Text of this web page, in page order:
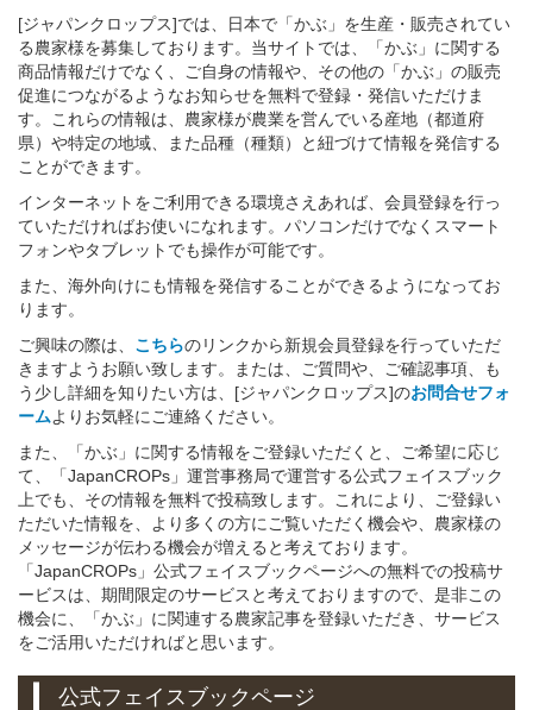
[ジャパンクロップス]では、日本で「かぶ」を生産・販売されてい
る農家様を募集しております。当サイトでは、「かぶ」に関する
商品情報だけでなく、ご自身の情報や、その他の「かぶ」の販売
促進につながるようなお知らせを無料で登録・発信いただけま
す。これらの情報は、農家様が農業を営んでいる産地（都道府
県）や特定の地域、また品種（種類）と紐づけて情報を発信する
ことができます。
インターネットをご利用できる環境さえあれば、会員登録を行っ
ていただければお使いになれます。パソコンだけでなくスマート
フォンやタブレットでも操作が可能です。
また、海外向けにも情報を発信することができるようになってお
ります。
ご興味の際は、 こちらのリンクから新規会員登録を行っていただ
きますようお願い致します。または、ご質問や、ご確認事項、も
う少し詳細を知りたい方は、[ジャパンクロップス]のお問合せフォ
ームよりお気軽にご連絡ください。
また、「かぶ」に関する情報をご登録いただくと、ご希望に応じ
て、「JapanCROPs」運営事務局で運営する公式フェイスブック
上でも、その情報を無料で投稿致します。これにより、ご登録い
ただいた情報を、より多くの方にご覧いただく機会や、農家様の
メッセージが伝わる機会が増えると考えております。
「JapanCROPs」公式フェイスブックページへの無料での投稿サ
ービスは、期間限定のサービスと考えておりますので、是非この
機会に、「かぶ」に関連する農家記事を登録いただき、サービス
をご活用いただければと思います。
公式フェイスブックページ